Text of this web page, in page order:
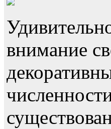
внимание